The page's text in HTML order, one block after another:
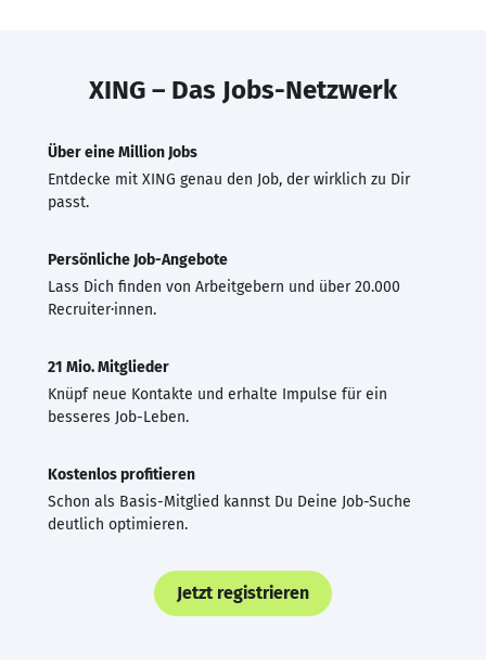
XING – Das Jobs-Netzwerk
Über eine Million Jobs
Entdecke mit XING genau den Job, der wirklich zu Dir
passt.
Persönliche Job-Angebote
Lass Dich finden von Arbeitgebern und über 20.000
Recruiter·innen.
21 Mio. Mitglieder
Knüpf neue Kontakte und erhalte Impulse für ein
besseres Job-Leben.
Kostenlos profitieren
Schon als Basis-Mitglied kannst Du Deine Job-Suche
deutlich optimieren.
Jetzt registrieren